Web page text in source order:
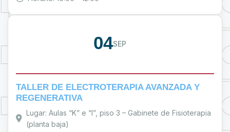
04SEP
TALLER DE ELECTROTERAPIA AVANZADA Y
REGENERATIVA
Lugar: Aulas “K” e “I”, piso 3 – Gabinete de Fisioterapia
(planta baja)